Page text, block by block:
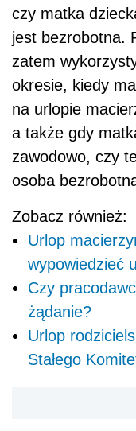
czy matka
jest bezrobotna.
zatem
okresie, kiedy
na urlopie
a także gdy
zawodowo, czy
osoba
Zobacz również:
Urlop
wypowiedzieć
Czy
żądanie?
Urlop
Stałego